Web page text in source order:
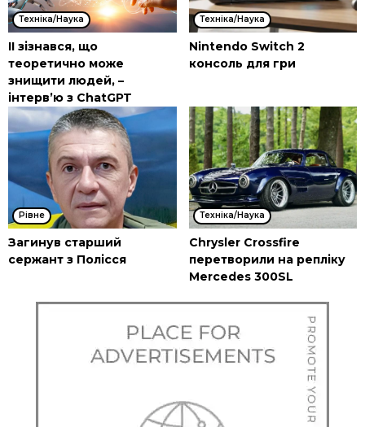
Техніка/Наука
ІІ зізнався, що
теоретично може
знищити людей, –
інтерв’ю з ChatGPT
Техніка/Наука
Nintendo Switch 2
консоль для гри
Рівне
Загинув старший
сержант з Полісся
Техніка/Наука
Chrysler Crossfire
перетворили на репліку
Mercedes 300SL